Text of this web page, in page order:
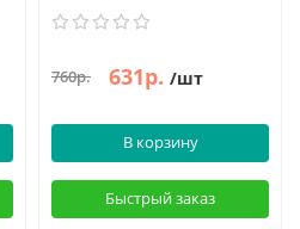
760р. 631р. /шт
В корзину
Быстрый заказ